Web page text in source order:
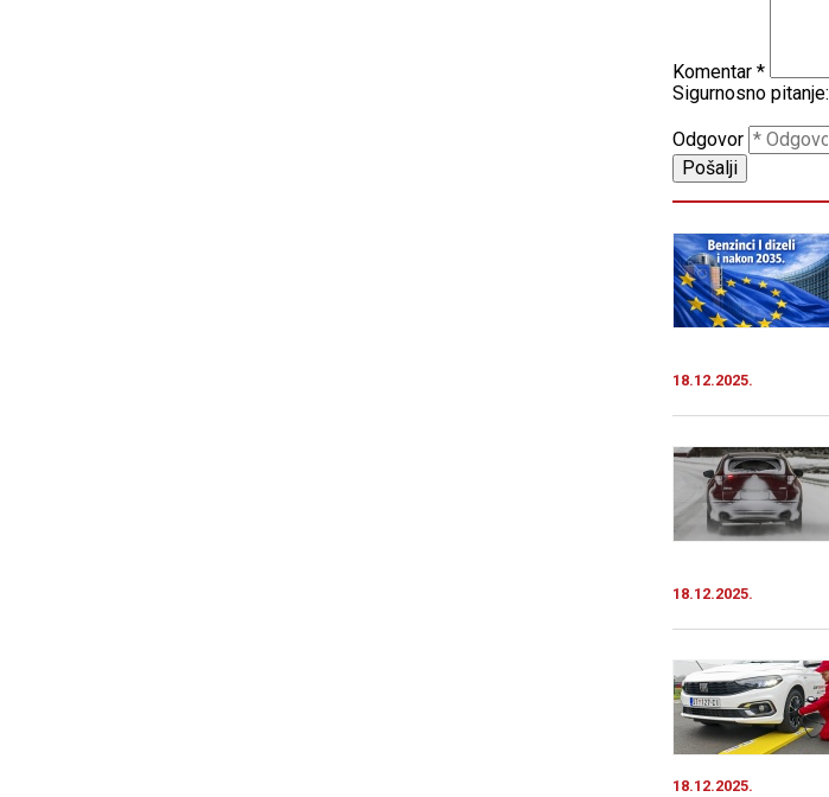
Komentar *
Sigurnosno pitanje:
Odgovor
18.12.2025.
18.12.2025.
18.12.2025.